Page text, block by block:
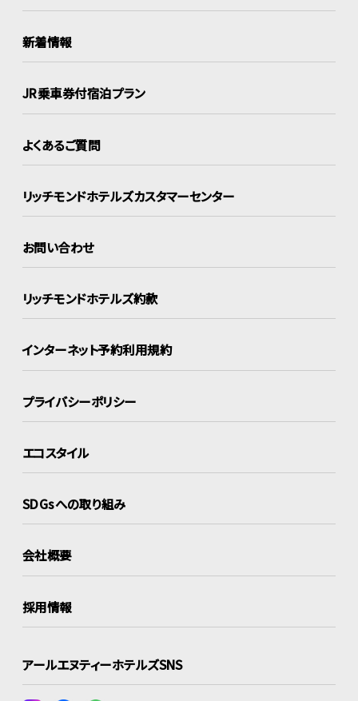
新着情報
JR乗車券付宿泊プラン
よくあるご質問
リッチモンドホテルズカスタマーセンター
お問い合わせ
リッチモンドホテルズ約款
インターネット予約利用規約
プライバシーポリシー
エコスタイル
SDGsへの取り組み
会社概要
採用情報
アールエヌティーホテルズSNS